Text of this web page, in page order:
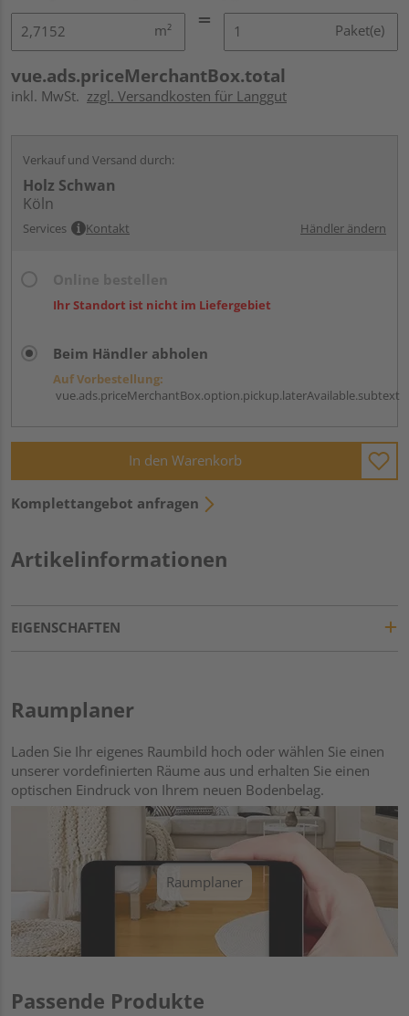
m² Paket(e)
vue.ads.priceMerchantBox.total
inkl. MwSt. zzgl. Versandkosten für Langgut
Verkauf und Versand durch:
Holz Schwan
Köln
Services Kontakt Händler ändern
Ihr Standort ist nicht im Liefergebiet
Beim Händler abholen
Auf Vorbestellung:
vue.ads.priceMerchantBox.option.pickup.laterAvailable.subtext
In den Warenkorb
Komplettangebot anfragen
Artikelinformationen
EIGENSCHAFTEN
Raumplaner
Laden Sie Ihr eigenes Raumbild hoch oder wählen Sie einen
unserer vordefinierten Räume aus und erhalten Sie einen
optischen Eindruck von Ihrem neuen Bodenbelag.
Raumplaner
Passende Produkte